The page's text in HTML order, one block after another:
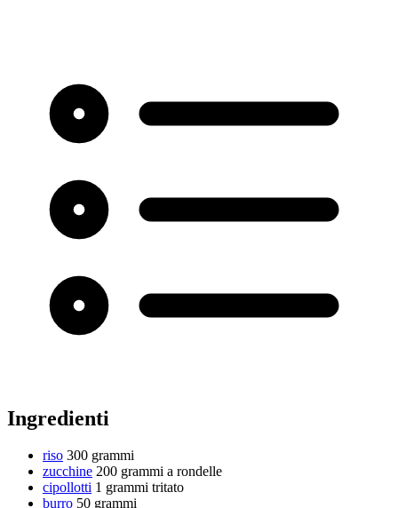
Ingredienti
riso 300 grammi
zucchine 200 grammi a rondelle
cipollotti 1 grammi tritato
burro 50 grammi